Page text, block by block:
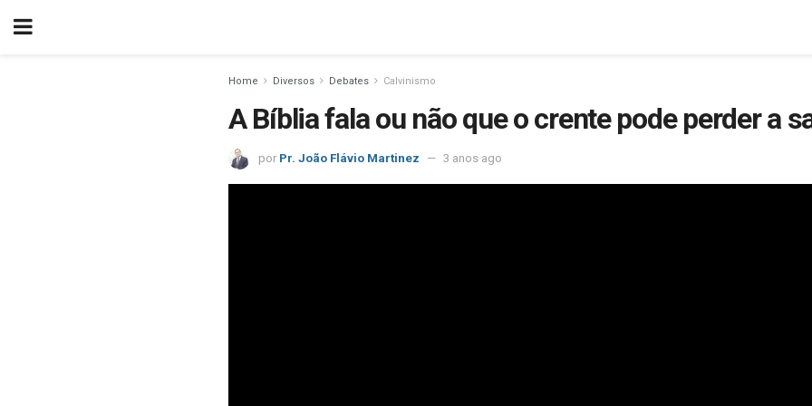
Home Diversos Debates Calvinismo
A Bíblia fala ou não que o crente pode perder a
por Pr. João Flávio Martinez 3 anos ago